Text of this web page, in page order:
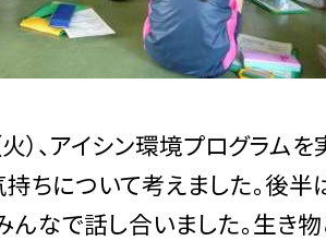
火）、アイシン環境プログラム
ちについて考えました。後半
んなで話し合いました。生き